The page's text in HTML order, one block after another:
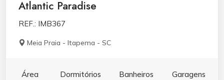
Atlantic Paradise
REF.: IMB367
Meia Praia - Itapema - SC
Área
Dormitórios
Banheiros
Garagens